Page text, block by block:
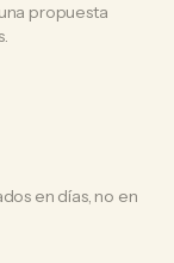
propuesta
en días, no en